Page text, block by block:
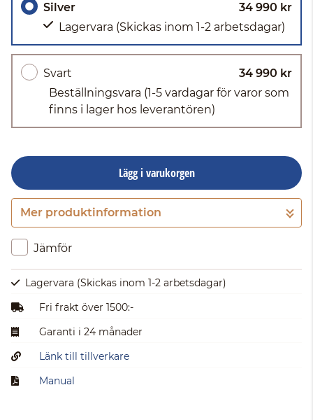
Silver
34 990 kr
Lagervara (Skickas inom 1-2 arbetsdagar)
Svart
34 990 kr
Beställningsvara (1-5 vardagar för varor som
finns i lager hos leverantören)
Lägg i varukorgen
Gå till kassan
Mer produktinformation
Jämför
Lagervara (Skickas inom 1-2 arbetsdagar)
Fri frakt över 1500:-
Garanti i 24 månader
Länk till tillverkare
Manual